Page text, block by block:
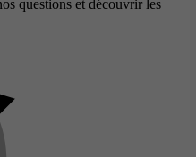
questions et découvrir les